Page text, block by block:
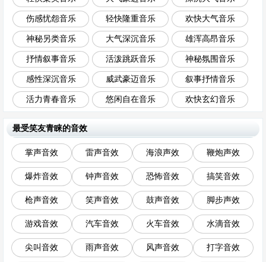
伤感忧怨音乐 轻快隆重音乐 欢快大气音乐
神秘另类音乐 大气深沉音乐 雄浑高昂音乐
抒情叙事音乐 活泼跳跃音乐 神秘氛围音乐
感性深沉音乐 威武豪迈音乐 叙事抒情音乐
活力青春音乐 悠闲自在音乐 欢快玄幻音乐
最受笑友青睐的音效
掌声音效 雷声音效 海浪声效 鞭炮声效
爆炸音效 钟声音效 恐怖音效 搞笑音效
枪声音效 笑声音效 鼓声音效 脚步声效
游戏音效 汽车音效 火车音效 水滴音效
尖叫音效 雨声音效 风声音效 打字音效